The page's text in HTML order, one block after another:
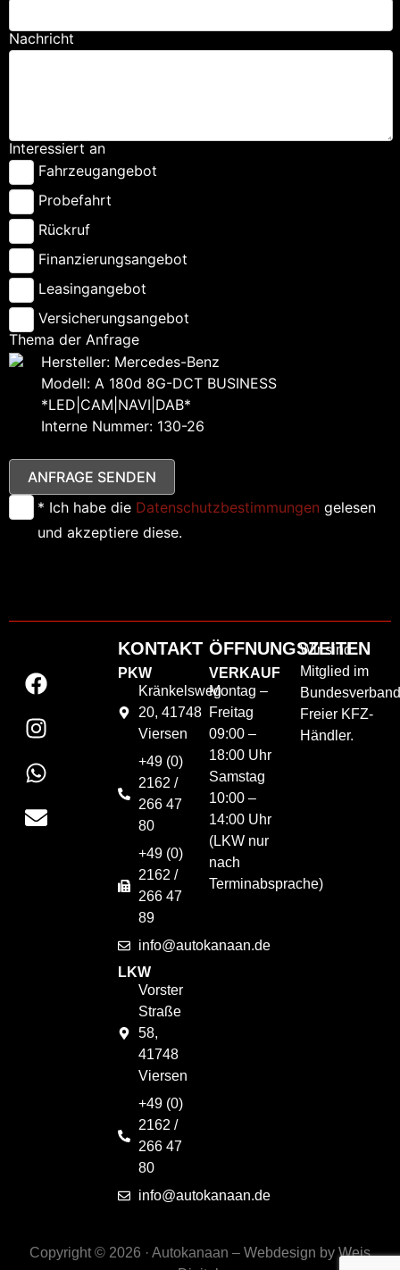
Nachricht
Interessiert an
Fahrzeugangebot
Probefahrt
Rückruf
Finanzierungsangebot
Leasingangebot
Versicherungsangebot
Thema der Anfrage
Hersteller: Mercedes-Benz
Modell: A 180d 8G-DCT BUSINESS
*LED|CAM|NAVI|DAB*
Interne Nummer: 130-26
ANFRAGE SENDEN
* Ich habe die Datenschutzbestimmungen gelesen
und akzeptiere diese.
KONTAKT
PKW
Kränkelsweg
20, 41748
Viersen
+49 (0)
2162 /
266 47
80
+49 (0)
2162 /
266 47
89
info@autokanaan.de
LKW
Vorster
Straße
58,
41748
Viersen
+49 (0)
2162 /
266 47
80
info@autokanaan.de
ÖFFNUNGSZEITEN
VERKAUF
Montag –
Freitag
09:00 –
18:00 Uhr
Samstag
10:00 –
14:00 Uhr
(LKW nur
nach
Terminabsprache)
Wir sind
Mitglied im
Bundesverband
Freier KFZ-
Händler.
Copyright © 2026 · Autokanaan – Webdesign by Weis